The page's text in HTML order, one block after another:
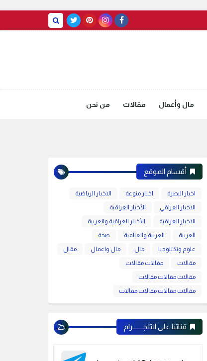
مال وأعمال مقالات من نحن
أقسام الموقع
اخبار البصرة اخبار منوعة
الاخبار الرياضية
الاخبار العراقي
الأخبار العراقية
الاخبار العراقية
الأخبار العراقية والعربية
العربية
العربية والعالمية
صحة
علوم وتكنلوجيا
مال مال واعمال
مقال
مقالات
مقالات مقالات
مقالات مقالات مقالات
مقالات مقالات مقالات مقالات
قناتنا على التلجـــــــرام